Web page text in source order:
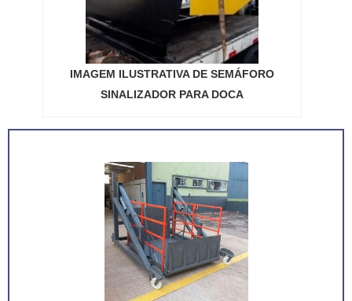
IMAGEM ILUSTRATIVA DE SEMÁFORO
SINALIZADOR PARA DOCA